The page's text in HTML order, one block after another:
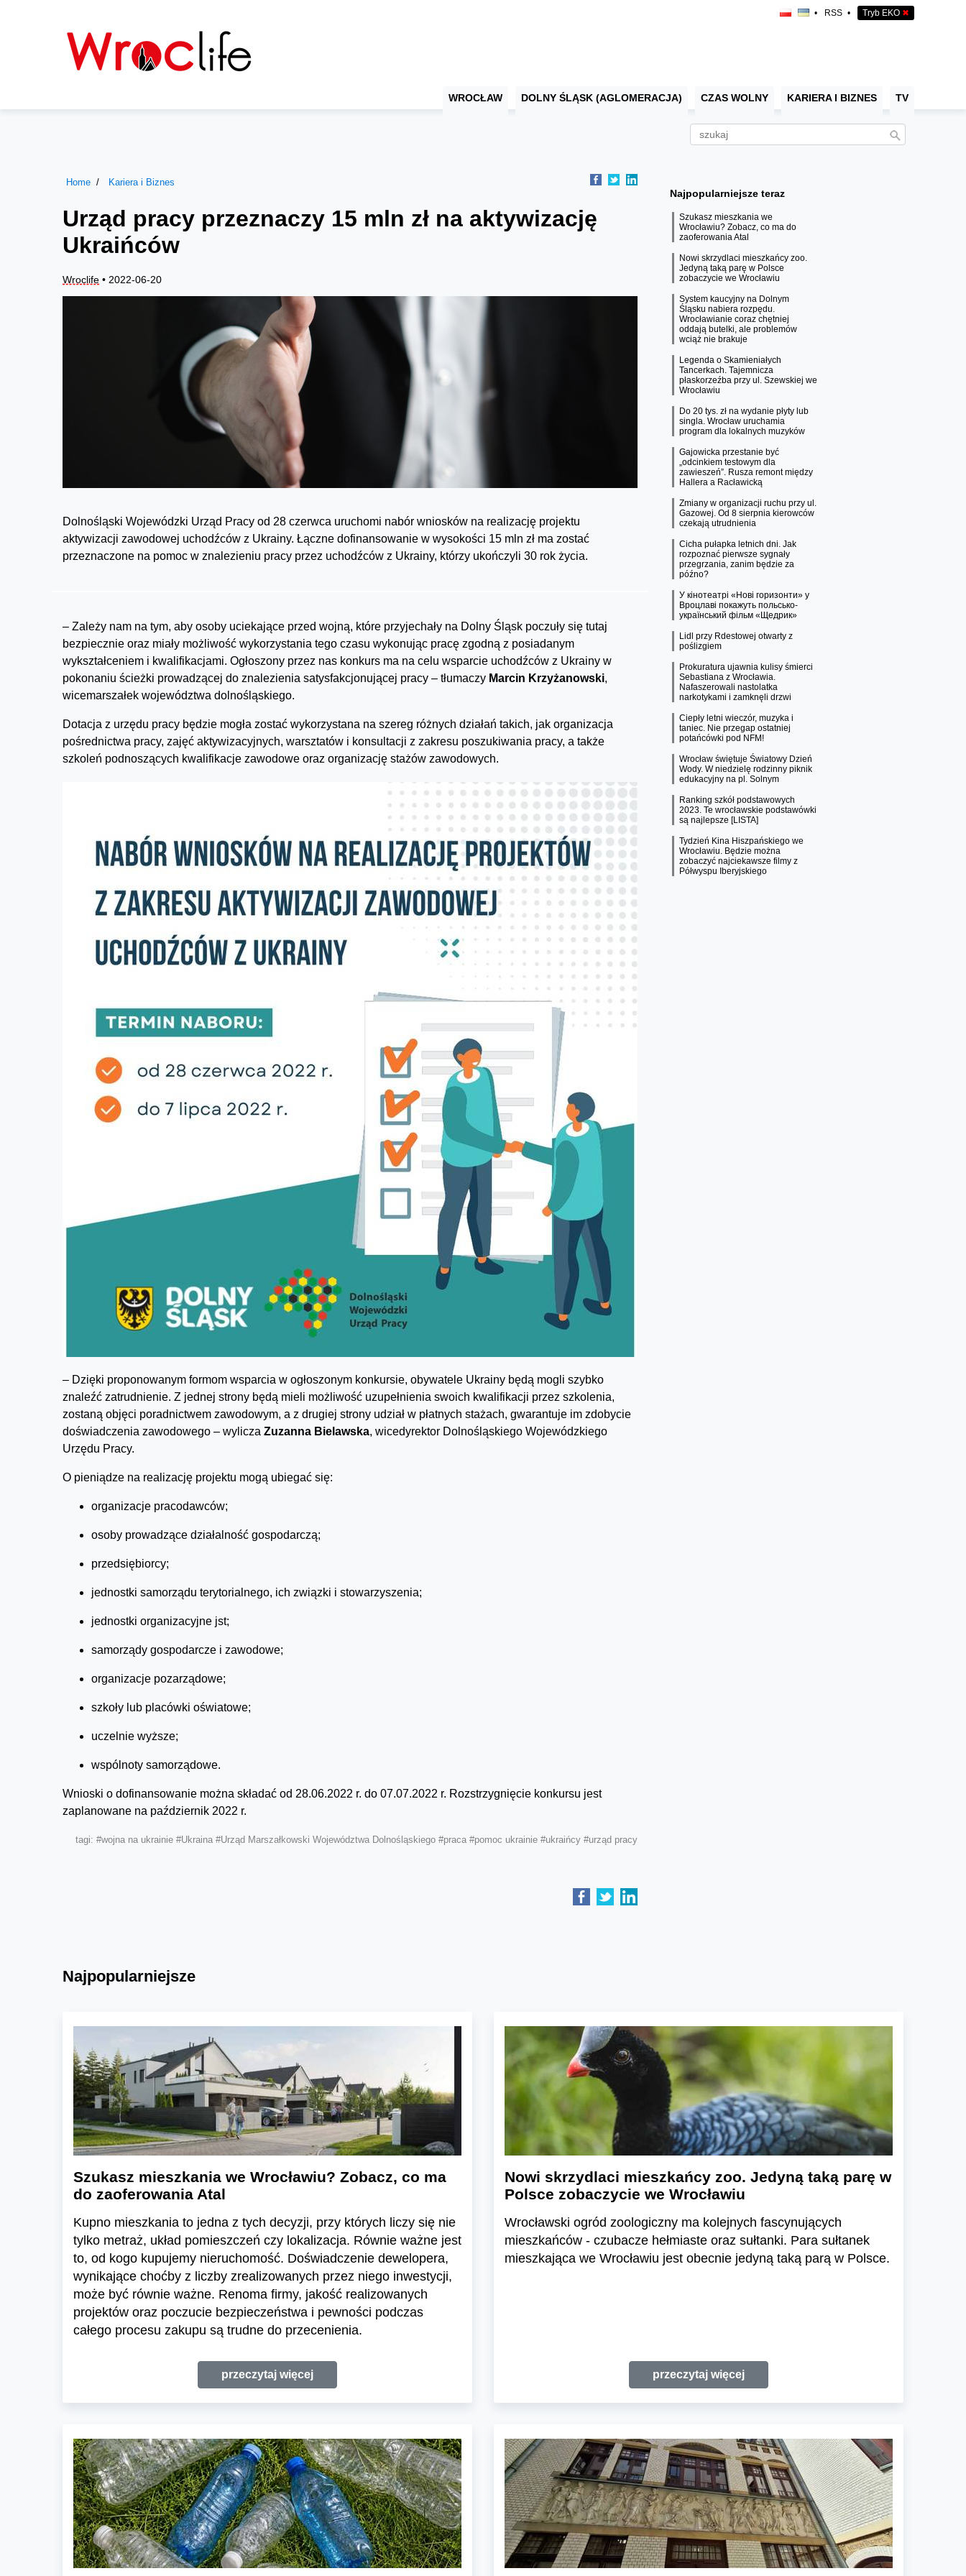
• RSS • Tryb EKO ✖
WROCŁAW DOLNY ŚLĄSK (AGLOMERACJA) CZAS WOLNY KARIERA I BIZNES TV
Home Kariera i Biznes
Urząd pracy przeznaczy 15 mln zł na aktywizację
Ukraińców
Wroclife • 2022-06-20
Dolnośląski Wojewódzki Urząd Pracy od 28 czerwca uruchomi nabór wniosków na realizację projektu
aktywizacji zawodowej uchodźców z Ukrainy. Łączne dofinansowanie w wysokości 15 mln zł ma zostać
przeznaczone na pomoc w znalezieniu pracy przez uchodźców z Ukrainy, którzy ukończyli 30 rok życia.
– Zależy nam na tym, aby osoby uciekające przed wojną, które przyjechały na Dolny Śląsk poczuły się tutaj
bezpiecznie oraz miały możliwość wykorzystania tego czasu wykonując pracę zgodną z posiadanym
wykształceniem i kwalifikacjami. Ogłoszony przez nas konkurs ma na celu wsparcie uchodźców z Ukrainy w
pokonaniu ścieżki prowadzącej do znalezienia satysfakcjonującej pracy – tłumaczy Marcin Krzyżanowski,
wicemarszałek województwa dolnośląskiego.
Dotacja z urzędu pracy będzie mogła zostać wykorzystana na szereg różnych działań takich, jak organizacja
pośrednictwa pracy, zajęć aktywizacyjnych, warsztatów i konsultacji z zakresu poszukiwania pracy, a także
szkoleń podnoszących kwalifikacje zawodowe oraz organizację stażów zawodowych.
– Dzięki proponowanym formom wsparcia w ogłoszonym konkursie, obywatele Ukrainy będą mogli szybko
znaleźć zatrudnienie. Z jednej strony będą mieli możliwość uzupełnienia swoich kwalifikacji przez szkolenia,
zostaną objęci poradnictwem zawodowym, a z drugiej strony udział w płatnych stażach, gwarantuje im zdobycie
doświadczenia zawodowego – wylicza Zuzanna Bielawska, wicedyrektor Dolnośląskiego Wojewódzkiego
Urzędu Pracy.
O pieniądze na realizację projektu mogą ubiegać się:
organizacje pracodawców;
osoby prowadzące działalność gospodarczą;
przedsiębiorcy;
jednostki samorządu terytorialnego, ich związki i stowarzyszenia;
jednostki organizacyjne jst;
samorządy gospodarcze i zawodowe;
organizacje pozarządowe;
szkoły lub placówki oświatowe;
uczelnie wyższe;
wspólnoty samorządowe.
Wnioski o dofinansowanie można składać od 28.06.2022 r. do 07.07.2022 r. Rozstrzygnięcie konkursu jest
zaplanowane na październik 2022 r.
tagi: #wojna na ukrainie #Ukraina #Urząd Marszałkowski Województwa Dolnośląskiego #praca #pomoc ukrainie #ukraińcy #urząd pracy
Najpopularniejsze teraz
Szukasz mieszkania we
Wrocławiu? Zobacz, co ma do
zaoferowania Atal
Nowi skrzydlaci mieszkańcy zoo.
Jedyną taką parę w Polsce
zobaczycie we Wrocławiu
System kaucyjny na Dolnym
Śląsku nabiera rozpędu.
Wrocławianie coraz chętniej
oddają butelki, ale problemów
wciąż nie brakuje
Legenda o Skamieniałych
Tancerkach. Tajemnicza
płaskorzeźba przy ul. Szewskiej we
Wrocławiu
Do 20 tys. zł na wydanie płyty lub
singla. Wrocław uruchamia
program dla lokalnych muzyków
Gajowicka przestanie być
„odcinkiem testowym dla
zawieszeń”. Rusza remont między
Hallera a Racławicką
Zmiany w organizacji ruchu przy ul.
Gazowej. Od 8 sierpnia kierowców
czekają utrudnienia
Cicha pułapka letnich dni. Jak
rozpoznać pierwsze sygnały
przegrzania, zanim będzie za
późno?
У кінотеатрі «Нові горизонти» у
Вроцлаві покажуть польсько-
український фільм «Щедрик»
Lidl przy Rdestowej otwarty z
poślizgiem
Prokuratura ujawnia kulisy śmierci
Sebastiana z Wrocławia.
Nafaszerowali nastolatka
narkotykami i zamknęli drzwi
Ciepły letni wieczór, muzyka i
taniec. Nie przegap ostatniej
potańcówki pod NFM!
Wrocław świętuje Światowy Dzień
Wody. W niedzielę rodzinny piknik
edukacyjny na pl. Solnym
Ranking szkół podstawowych
2023. Te wrocławskie podstawówki
są najlepsze [LISTA]
Tydzień Kina Hiszpańskiego we
Wrocławiu. Będzie można
zobaczyć najciekawsze filmy z
Półwyspu Iberyjskiego
Najpopularniejsze
Szukasz mieszkania we Wrocławiu? Zobacz, co ma
do zaoferowania Atal
Kupno mieszkania to jedna z tych decyzji, przy których liczy się nie
tylko metraż, układ pomieszczeń czy lokalizacja. Równie ważne jest
to, od kogo kupujemy nieruchomość. Doświadczenie dewelopera,
wynikające choćby z liczby zrealizowanych przez niego inwestycji,
może być równie ważne. Renoma firmy, jakość realizowanych
projektów oraz poczucie bezpieczeństwa i pewności podczas
całego procesu zakupu są trudne do przecenienia.
przeczytaj więcej
Nowi skrzydlaci mieszkańcy zoo. Jedyną taką parę w
Polsce zobaczycie we Wrocławiu
Wrocławski ogród zoologiczny ma kolejnych fascynujących
mieszkańców - czubacze hełmiaste oraz sułtanki. Para sułtanek
mieszkająca we Wrocławiu jest obecnie jedyną taką parą w Polsce.
przeczytaj więcej